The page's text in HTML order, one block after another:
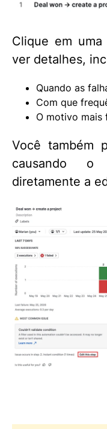
Clique em
ver detalhes,
Quando as
Com que
O motivo mais
Você também
causando o
diretamente a